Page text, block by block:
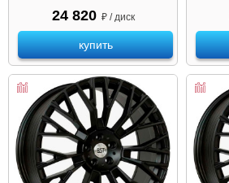
24 820 ₽ / диск
купить